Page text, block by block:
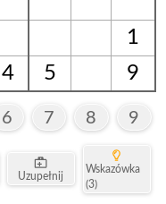
1
4 5 9
6 7 8 9
Uzupełnij
Wskazówka
(3)